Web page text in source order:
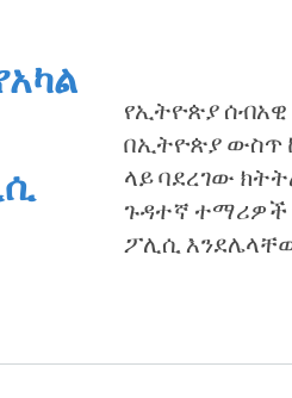
ውድመት፣
ምክንያቶች
የቆዩ ሕፃናትን
እንዲመለሱ
ትኩረት
የኢትዮጵያ
በኢትዮጵያ ውስጥ
ላይ ባደረገው
ጉዳተኛ ተማሪዎች
ፖሊሲ